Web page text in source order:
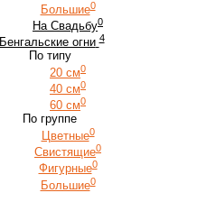
Большие0
На Свадьбу0
Бенгальские огни 4
По типу
20 см0
40 см0
60 см0
По группе
Цветные0
Свистящие0
Фигурные0
Большие0